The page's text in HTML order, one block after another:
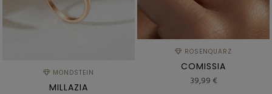
MONDSTEIN
MILLAZIA
ROSENQUARZ
COMISSIA
39,99 €